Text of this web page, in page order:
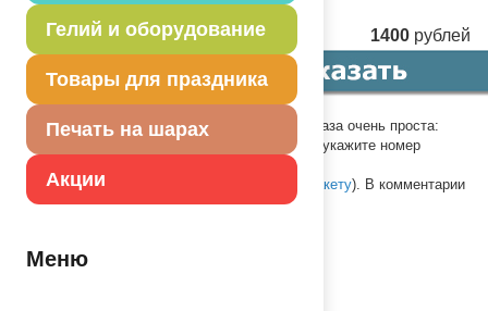
Гелий и оборудование
Товары для праздника
Печать на шарах
Акции
Меню
1400 рублей
Срок изготовления - 3 минуты. Процедура заказа очень проста:
в один клик
print@balloons.ru
, в теме письма укажите номер
шаблона, выбранный Вами и
прикрепите изображение (см.
требования к макету). В комментарии
укажите необходимо ли
День рождения